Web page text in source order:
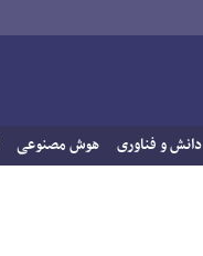
دانش و فناوری هوش مصنوعی